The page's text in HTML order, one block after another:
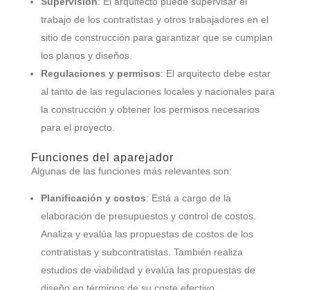
trabajo de los contratistas y otros trabajadores en el
sitio de construcción para garantizar que se cumplan
los planos y diseños.
Regulaciones y permisos: El arquitecto debe estar
al tanto de las regulaciones locales y nacionales para
la construcción y obtener los permisos necesarios
para el proyecto.
Funciones del aparejador
Algunas de las funciones más relevantes son:
Planificación y costos: Está a cargo de la
elaboración de presupuestos y control de costos.
Analiza y evalúa las propuestas de costos de los
contratistas y subcontratistas. También realiza
estudios de viabilidad y evalúa las propuestas de